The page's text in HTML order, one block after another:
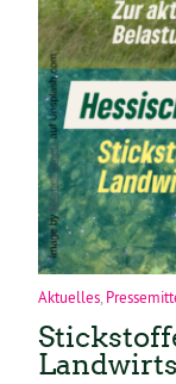
Aktuelles